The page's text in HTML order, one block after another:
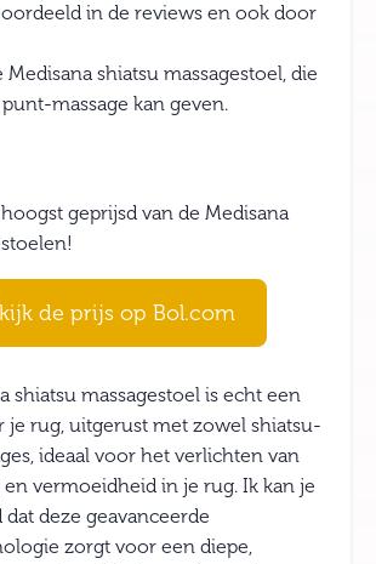
in de reviews en ook door
Medisana shiatsu massagestoel, die
massage kan geven.
geprijsd van de Medisana
de prijs op Bol.com
shiatsu massagestoel is echt een
je rug, uitgerust met zowel shiatsu-
ideaal voor het verlichten van
vermoeidheid in je rug. Ik kan je
deze geavanceerde
zorgt voor een diepe,